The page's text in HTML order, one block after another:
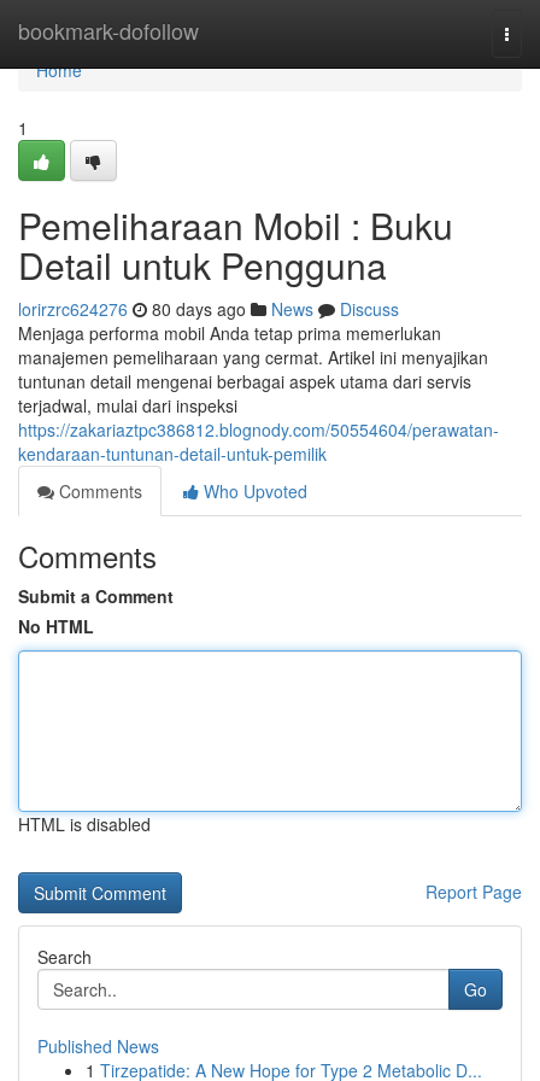
bookmark-dofollow
Home
Home
1
Pemeliharaan Mobil : Buku
Detail untuk Pengguna
lorirzrc624276 80 days ago News
Discuss
Menjaga performa mobil Anda tetap prima memerlukan
manajemen pemeliharaan yang cermat. Artikel ini menyajikan
tuntunan detail mengenai berbagai aspek utama dari servis
terjadwal, mulai dari inspeksi
https://zakariaztpc386812.blognody.com/50554604/perawatan-
kendaraan-tuntunan-detail-untuk-pemilik
Comments
Who Upvoted
Comments
Submit a Comment
No HTML
HTML is disabled
Report Page
Search
Go
Published News
1 Tirzepatide: A New Hope for Type 2 Metabolic D...